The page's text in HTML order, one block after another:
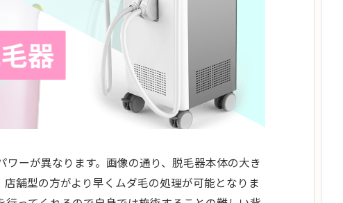
ーが異なります。画像の通り、脱毛器本体の大き
舗型の方がより早くムダ毛の処理が可能となりま